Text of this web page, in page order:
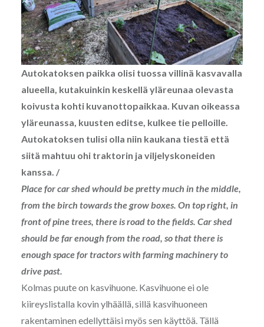
Autokatoksen paikka olisi tuossa villinä kasvavalla
alueella, kutakuinkin keskellä yläreunaa olevasta
koivusta kohti kuvanottopaikkaa. Kuvan oikeassa
yläreunassa, kuusten editse, kulkee tie pelloille.
Autokatoksen tulisi olla niin kaukana tiestä että
siitä mahtuu ohi traktorin ja viljelyskoneiden
kanssa. /
Place for car shed whould be pretty much in the middle,
from the birch towards the grow boxes. On top right, in
front of pine trees, there is road to the fields. Car shed
should be far enough from the road, so that there is
enough space for tractors with farming machinery to
drive past.
Kolmas puute on kasvihuone. Kasvihuone ei ole
kiireyslistalla kovin ylhäällä, sillä kasvihuoneen
rakentaminen edellyttäisi myös sen käyttöä. Tällä